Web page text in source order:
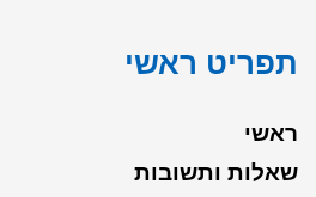
תפריט ראשי
ראשי
שאלות ותשובות